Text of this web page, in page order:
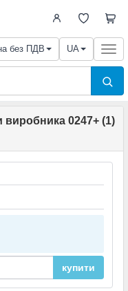
без ПДВ UA
виробника 0247+ (1)
купити